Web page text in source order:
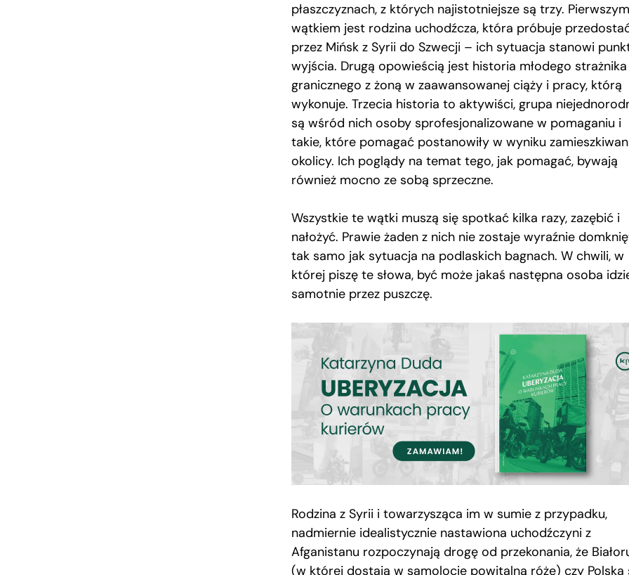
płaszczyznach, z których najistotniejsze są trzy. Pierwszym
wątkiem jest rodzina uchodźcza, która próbuje
przez Mińsk z Syrii do Szwecji – ich sytuacja stanowi
wyjścia. Drugą opowieścią jest historia młodego strażnika
granicznego z żoną w zaawansowanej ciąży i pracy, którą
wykonuje. Trzecia historia to aktywiści, grupa
są wśród nich osoby sprofesjonalizowane w pomaganiu i
takie, które pomagać postanowiły w wyniku
okolicy. Ich poglądy na temat tego, jak pomagać, bywają
również mocno ze sobą sprzeczne.
Wszystkie te wątki muszą się spotkać kilka razy, zazębić i
nałożyć. Prawie żaden z nich nie zostaje wyraźnie
tak samo jak sytuacja na podlaskich bagnach. W chwili, w
której piszę te słowa, być może jakaś następna osoba
samotnie przez puszczę.
Rodzina z Syrii i towarzysząca im w sumie z przypadku,
nadmiernie idealistycznie nastawiona uchodźczyni z
Afganistanu rozpoczynają drogę od przekonania, że
(w której dostają w samolocie powitalną różę) czy Polska